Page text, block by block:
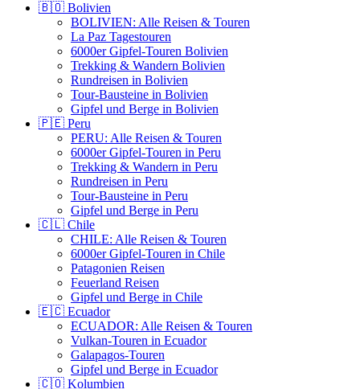
🇧🇴 Bolivien
BOLIVIEN: Alle Reisen & Touren
La Paz Tagestouren
6000er Gipfel-Touren Bolivien
Trekking & Wandern Bolivien
Rundreisen in Bolivien
Tour-Bausteine in Bolivien
Gipfel und Berge in Bolivien
🇵🇪 Peru
PERU: Alle Reisen & Touren
6000er Gipfel-Touren in Peru
Trekking & Wandern in Peru
Rundreisen in Peru
Tour-Bausteine in Peru
Gipfel und Berge in Peru
🇨🇱 Chile
CHILE: Alle Reisen & Touren
6000er Gipfel-Touren in Chile
Patagonien Reisen
Feuerland Reisen
Gipfel und Berge in Chile
🇪🇨 Ecuador
ECUADOR: Alle Reisen & Touren
Vulkan-Touren in Ecuador
Galapagos-Touren
Gipfel und Berge in Ecuador
🇨🇴 Kolumbien